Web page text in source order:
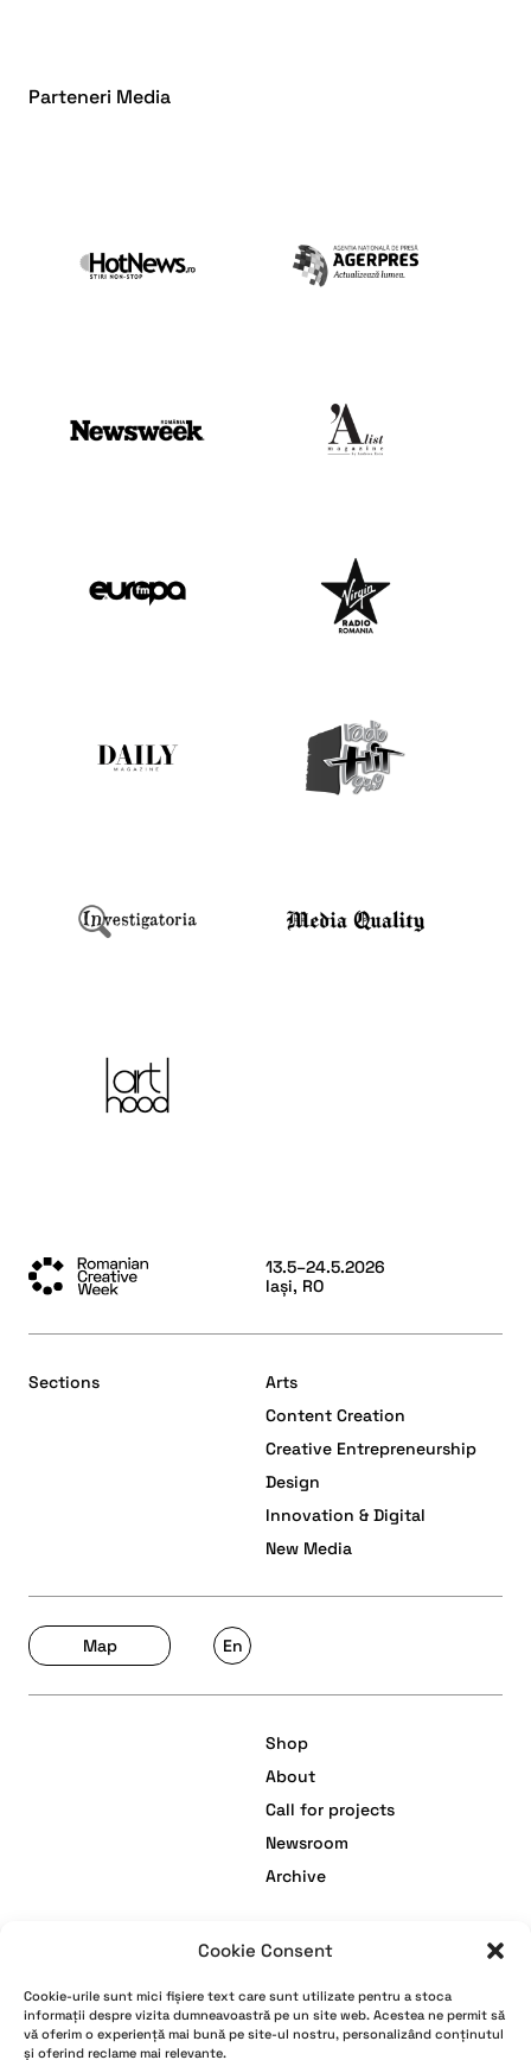
Cookie Consent
Cookie-urile sunt mici fișiere text care sunt utilizate pentru a stoca
informații despre vizita dumneavoastră pe un site web. Acestea ne permit să
vă oferim o experiență mai bună pe site-ul nostru, personalizând conținutul
și oferind reclame mai relevante.
Parteneri Media
13.5–24.5.2026
Iași, RO
Sections
Arts
Content Creation
Creative Entrepreneurship
Design
Innovation & Digital
New Media
Shop
About
Call for projects
Newsroom
Archive
Map En
Politică de Confidențialitate
Politică de Cookies
instagram
youtube